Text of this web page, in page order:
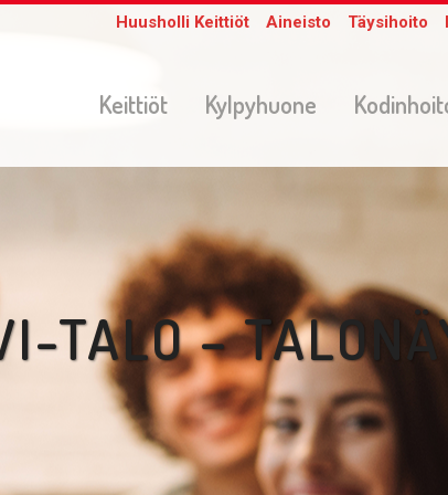
Huusholli Keittiöt Aineisto Täysihoito
Keittiöt Kylpyhuone
TALO –